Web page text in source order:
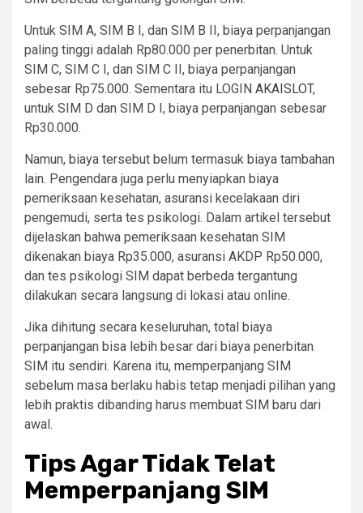
Untuk SIM A, SIM B I, dan SIM B II, biaya perpanjangan
paling tinggi adalah Rp80.000 per penerbitan. Untuk
SIM C, SIM C I, dan SIM C II, biaya perpanjangan
sebesar Rp75.000. Sementara itu LOGIN AKAISLOT,
untuk SIM D dan SIM D I, biaya perpanjangan sebesar
Rp30.000.
Namun, biaya tersebut belum termasuk biaya tambahan
lain. Pengendara juga perlu menyiapkan biaya
pemeriksaan kesehatan, asuransi kecelakaan diri
pengemudi, serta tes psikologi. Dalam artikel tersebut
dijelaskan bahwa pemeriksaan kesehatan SIM
dikenakan biaya Rp35.000, asuransi AKDP Rp50.000,
dan tes psikologi SIM dapat berbeda tergantung
dilakukan secara langsung di lokasi atau online.
Jika dihitung secara keseluruhan, total biaya
perpanjangan bisa lebih besar dari biaya penerbitan
SIM itu sendiri. Karena itu, memperpanjang SIM
sebelum masa berlaku habis tetap menjadi pilihan yang
lebih praktis dibanding harus membuat SIM baru dari
awal.
Tips Agar Tidak Telat
Memperpanjang SIM